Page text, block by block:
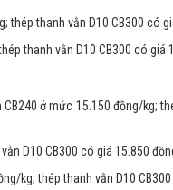
thanh vằn D10 CB300 có
thanh vằn D10 CB300 có giá
ở mức 15.150 đồng/kg;
D10 CB300 có giá 15.850
kg; thép thanh vằn D10